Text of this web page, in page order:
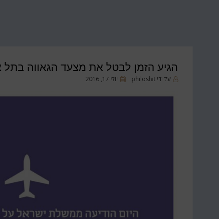
הגיע הזמן לבטל את מצעד הגאווה בתל
על ידיphiloshit
פורסם
יולי 17, 2016